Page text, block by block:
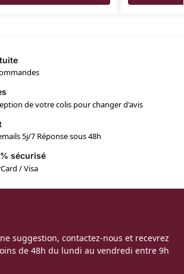
de votre colis pour changer d'avis
5j/7 Réponse sous 48h
sécurisé
/ Visa
suggestion, contactez-nous et recevrez
de 48h du lundi au vendredi entre 9h